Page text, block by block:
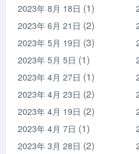
2023年 8月 18日 (1)
2023年 6月 21日 (2)
2023年 5月 19日 (3)
2023年 5月 5日 (1)
2023年 4月 27日 (1)
2023年 4月 23日 (2)
2023年 4月 19日 (2)
2023年 4月 7日 (1)
2023年 3月 28日 (2)